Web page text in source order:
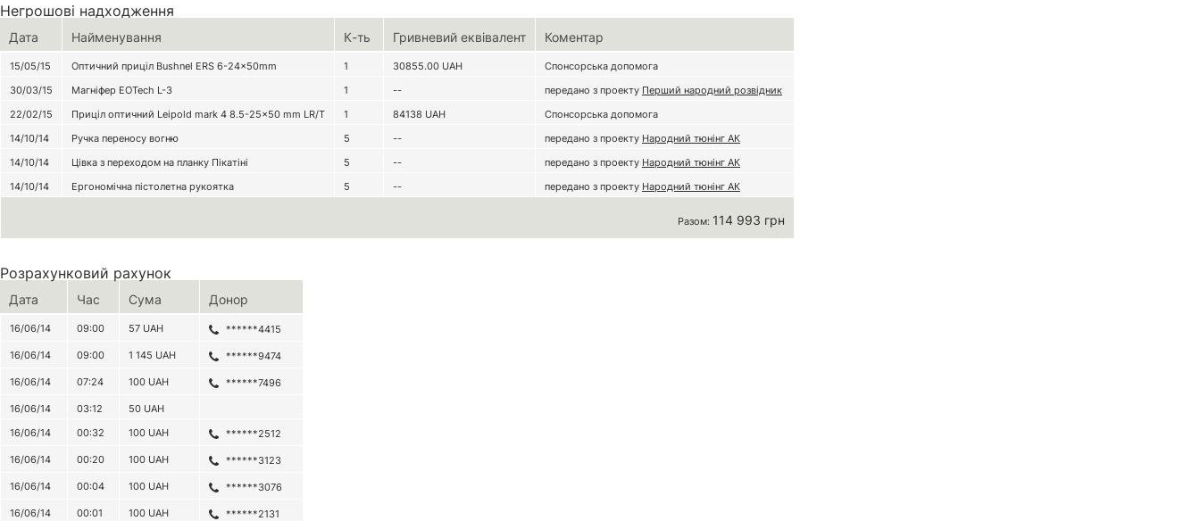
Негрошові надходження
Дата Найменування К-ть Гривневий еквівалент Коментар
15/05/15 Оптичний приціл Bushnel ERS 6-24×50mm 1 30855.00 UAH
Спонсорська допомога
30/03/15
Магніфер EOTech L-3 1 -- передано з проекту Перший народний розвідник
22/02/15
Приціл оптичний Leipold mark 4 8.5-25x50 mm LR/T 1 84138 UAH
Спонсорська допомога
14/10/14
Ручка переносу вогню 5 -- передано з проекту Народний тюнінг АК
14/10/14
Цівка з переходом на планку Пікатіні 5 -- передано з проекту Народний тюнінг АК
14/10/14
Ергономічна пістолетна рукоятка 5 -- передано з проекту Народний тюнінг АК
Разом: 114 993 грн
Розрахунковий рахунок
Дата Час Сума Донор
16/06/14 09:00 57 UAH ******4415
16/06/14 09:00 1 145 UAH ******9474
16/06/14 07:24 100 UAH ******7496
16/06/14 03:12 50 UAH
16/06/14
00:32 100 UAH ******2512
16/06/14 00:20 100 UAH ******3123
16/06/14 00:04 100 UAH ******3076
16/06/14 00:01 100 UAH ******2131